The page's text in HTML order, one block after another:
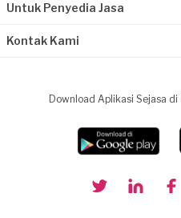
Untuk Penyedia Jasa
Kontak Kami
Download Aplikasi Sejasa di